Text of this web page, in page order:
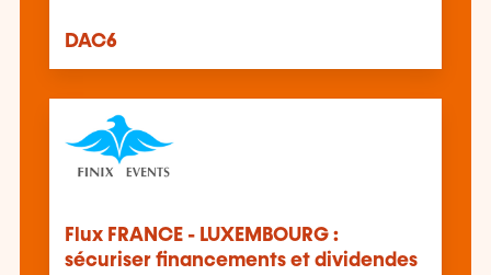
DAC6
Flux FRANCE - LUXEMBOURG :
sécuriser financements et dividendes